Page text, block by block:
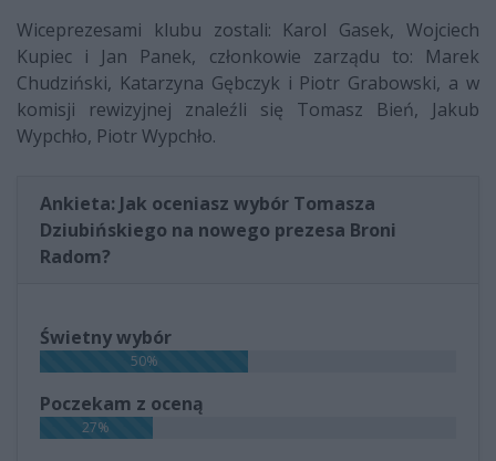
Wiceprezesami klubu zostali: Karol Gasek, Wojciech
Kupiec i Jan Panek, członkowie zarządu to: Marek
Chudziński, Katarzyna Gębczyk i Piotr Grabowski, a w
komisji rewizyjnej znaleźli się Tomasz Bień, Jakub
Wypchło, Piotr Wypchło.
Ankieta: Jak oceniasz wybór Tomasza
Dziubińskiego na nowego prezesa Broni
Radom?
Świetny wybór
50%
Poczekam z oceną
27%